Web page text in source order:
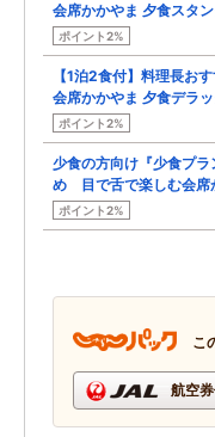
会席かかやま 夕食スタ
ポイント2%
【1泊2食付】料理長お
会席かかやま 夕食デラ
ポイント2%
少食の方向け『少食プ
め 目で舌で楽しむ会席
ポイント2%
こ
航空